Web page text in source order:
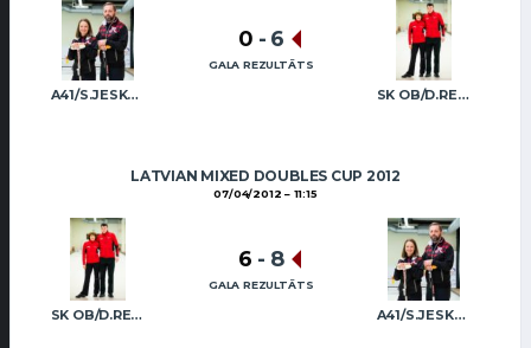
A41/S.JESKE R.JESKE SK OB/D.REGŽA A.REGŽA
0 - 6
GALA REZULTĀTS
LATVIAN MIXED DOUBLES CUP 2012
07/04/2012 11:15
SK OB/D.REGŽA A.REGŽA A41/S.JESKE R.JESKE
6 - 8
GALA REZULTĀTS